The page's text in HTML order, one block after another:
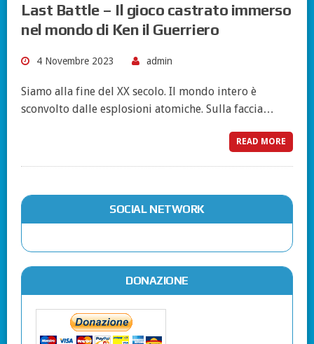
Last Battle – Il gioco castrato immerso
nel mondo di Ken il Guerriero
4 Novembre 2023 admin
Siamo alla fine del XX secolo. Il mondo intero è
sconvolto dalle esplosioni atomiche. Sulla faccia…
READ MORE
SOCIAL NETWORK
DONAZIONE